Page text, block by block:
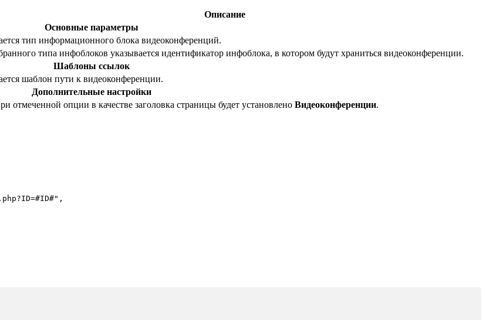
Описание
Основные параметры
тип информационного блока видеоконференций.
типа инфоблоков указывается идентификатор инфоблока, в котором будут храниться видеоконференции.
Шаблоны ссылок
шаблон пути к видеоконференции.
Дополнительные настройки
отмеченной опции в качестве заголовка страницы будет установлено Видеоконференции.